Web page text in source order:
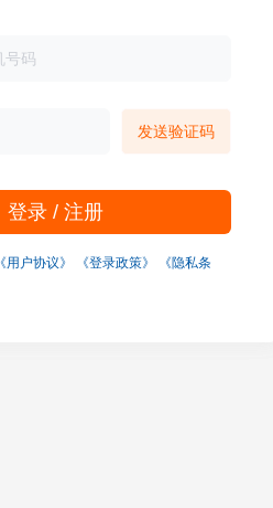
发送验证码
登录 / 注册
《用户协议》 《登录政策》
《隐私条